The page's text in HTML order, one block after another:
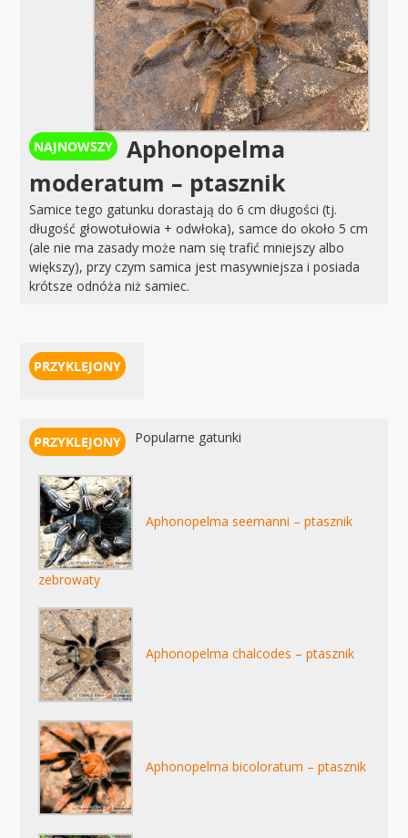
Aphonopelma
moderatum – ptasznik
Samice tego gatunku dorastają do 6 cm długości (tj.
długość głowotułowia + odwłoka), samce do około 5 cm
(ale nie ma zasady może nam się trafić mniejszy albo
większy), przy czym samica jest masywniejsza i posiada
krótsze odnóża niż samiec.
Popularne gatunki
Aphonopelma seemanni – ptasznik
zebrowaty
Aphonopelma chalcodes – ptasznik
Aphonopelma bicoloratum – ptasznik